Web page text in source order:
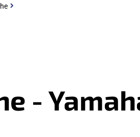
-